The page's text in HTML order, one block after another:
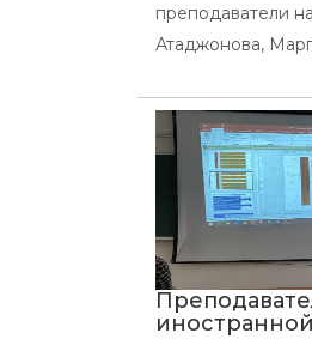
преподаватели
Атаджонова,